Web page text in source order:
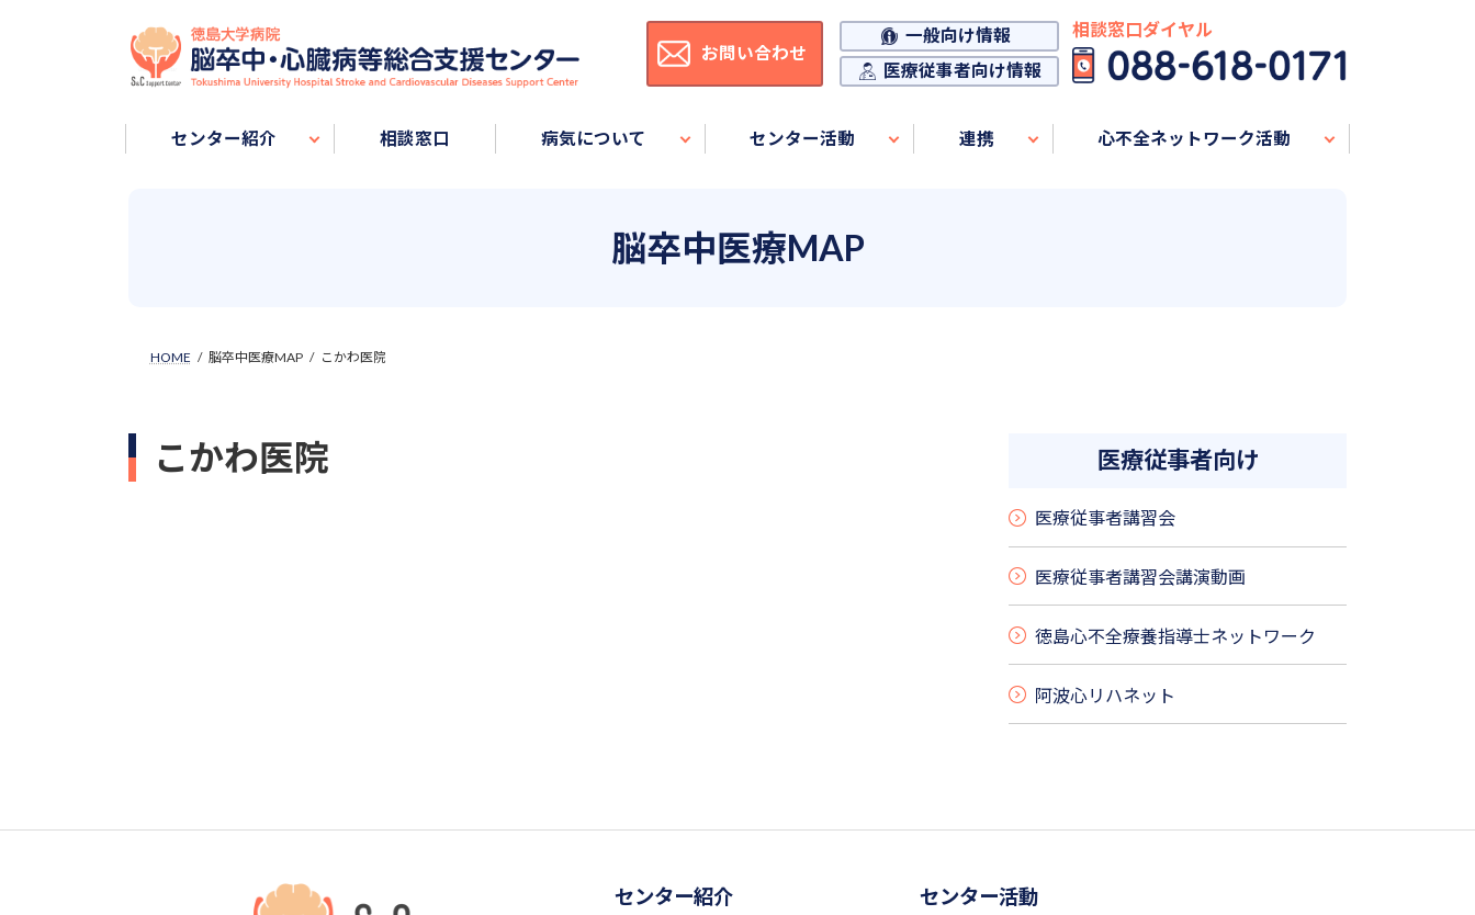
相談窓口ダイヤル
センター紹介 相談窓口 病気について センター活動 連携 心不全ネットワーク活動
お問い合わせ
一般向け情報
医療従事者向け情報
脳卒中医療MAP
HOME 脳卒中医療MAP こかわ医院
こかわ医院 医療従事者向け
医療従事者講習会
医療従事者講習会講演動画
徳島心不全療養指導士ネットワーク
阿波心リハネット
センター紹介 センター活動